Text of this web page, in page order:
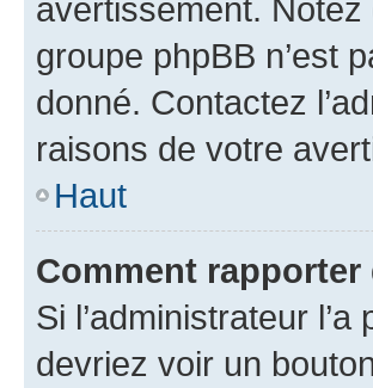
avertissement. Notez
groupe phpBB n’est
donné. Contactez
raisons de votre
Haut
Comment
Si l’administrateur
devriez voir un